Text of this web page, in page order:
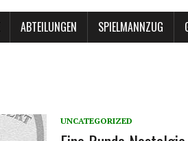
ABTEILUNGEN SPIELMANNZUG
UNCATEGORIZED